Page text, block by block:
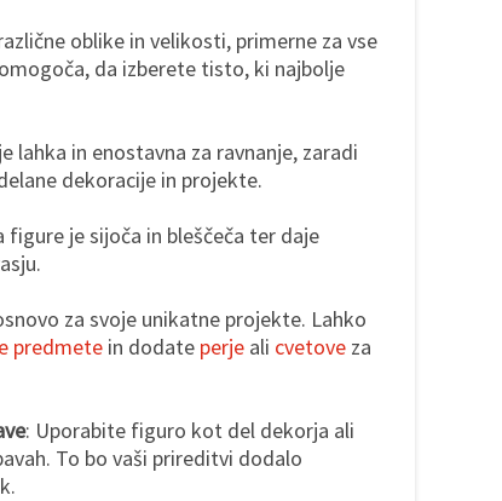
oblike in velikosti, primerne za vse
da izberete tisto, ki najbolje
lahka in enostavna za ravnanje, zaradi
dekoracije in projekte.
figure je sijoča in bleščeča ter daje
za svoje unikatne projekte. Lahko
predmete in dodate perje ali cvetove za
: Uporabite figuro kot del dekorja ali
To bo vaši prireditvi dodalo